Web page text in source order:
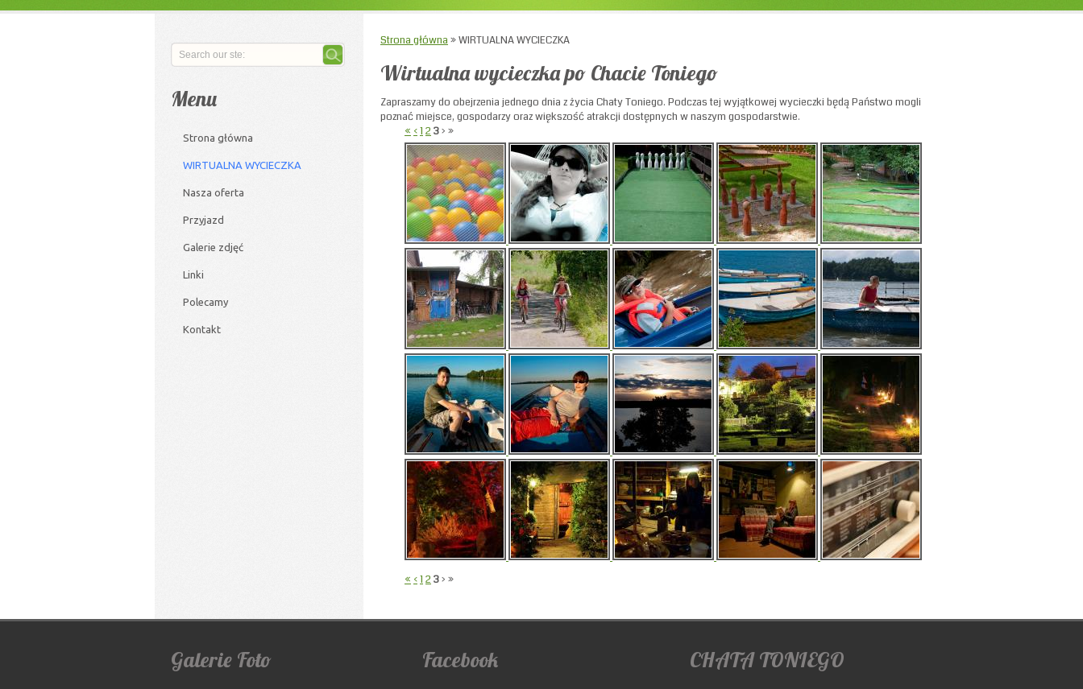
Strona główna »WIRTUALNA WYCIECZKA
Wirtualna wycieczka po Chacie Toniego
Zapraszamy do obejrzenia jednego dnia z życia Chaty Toniego. Podczas tej wyjątkowej wycieczki będą Państwo mogli
poznać miejsce, gospodarzy oraz większość atrakcji dostępnych w naszym gospodarstwie.
« ‹1 2 3› »
« ‹1 2 3› »
Menu
Strona główna
WIRTUALNA WYCIECZKA
Nasza oferta
Przyjazd
Galerie zdjęć
Linki
Polecamy
Kontakt
Galerie Foto Facebook CHATA TONIEGO